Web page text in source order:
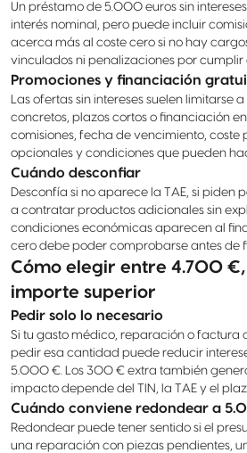
Un préstamo de 5.000 euros sin
interés nominal, pero puede incluir
acerca más al coste cero si no hay
vinculados ni penalizaciones por cumplir
Promociones y financiación
Las ofertas sin intereses suelen limitarse
concretos, plazos cortos o financiación
comisiones, fecha de vencimiento, coste
opcionales y condiciones que pueden
Cuándo desconfiar
Desconfía si no aparece la TAE, si piden
a contratar productos adicionales sin
condiciones económicas aparecen al
cero debe poder comprobarse antes de
Cómo elegir entre 4.700
importe superior
Pedir solo lo necesario
Si tu gasto médico, reparación o factura
pedir esa cantidad puede reducir
5.000 €. Los 300 € extra también
impacto depende del TIN, la TAE y el
Cuándo conviene redondear a
Redondear puede tener sentido si el
una reparación con piezas pendientes,